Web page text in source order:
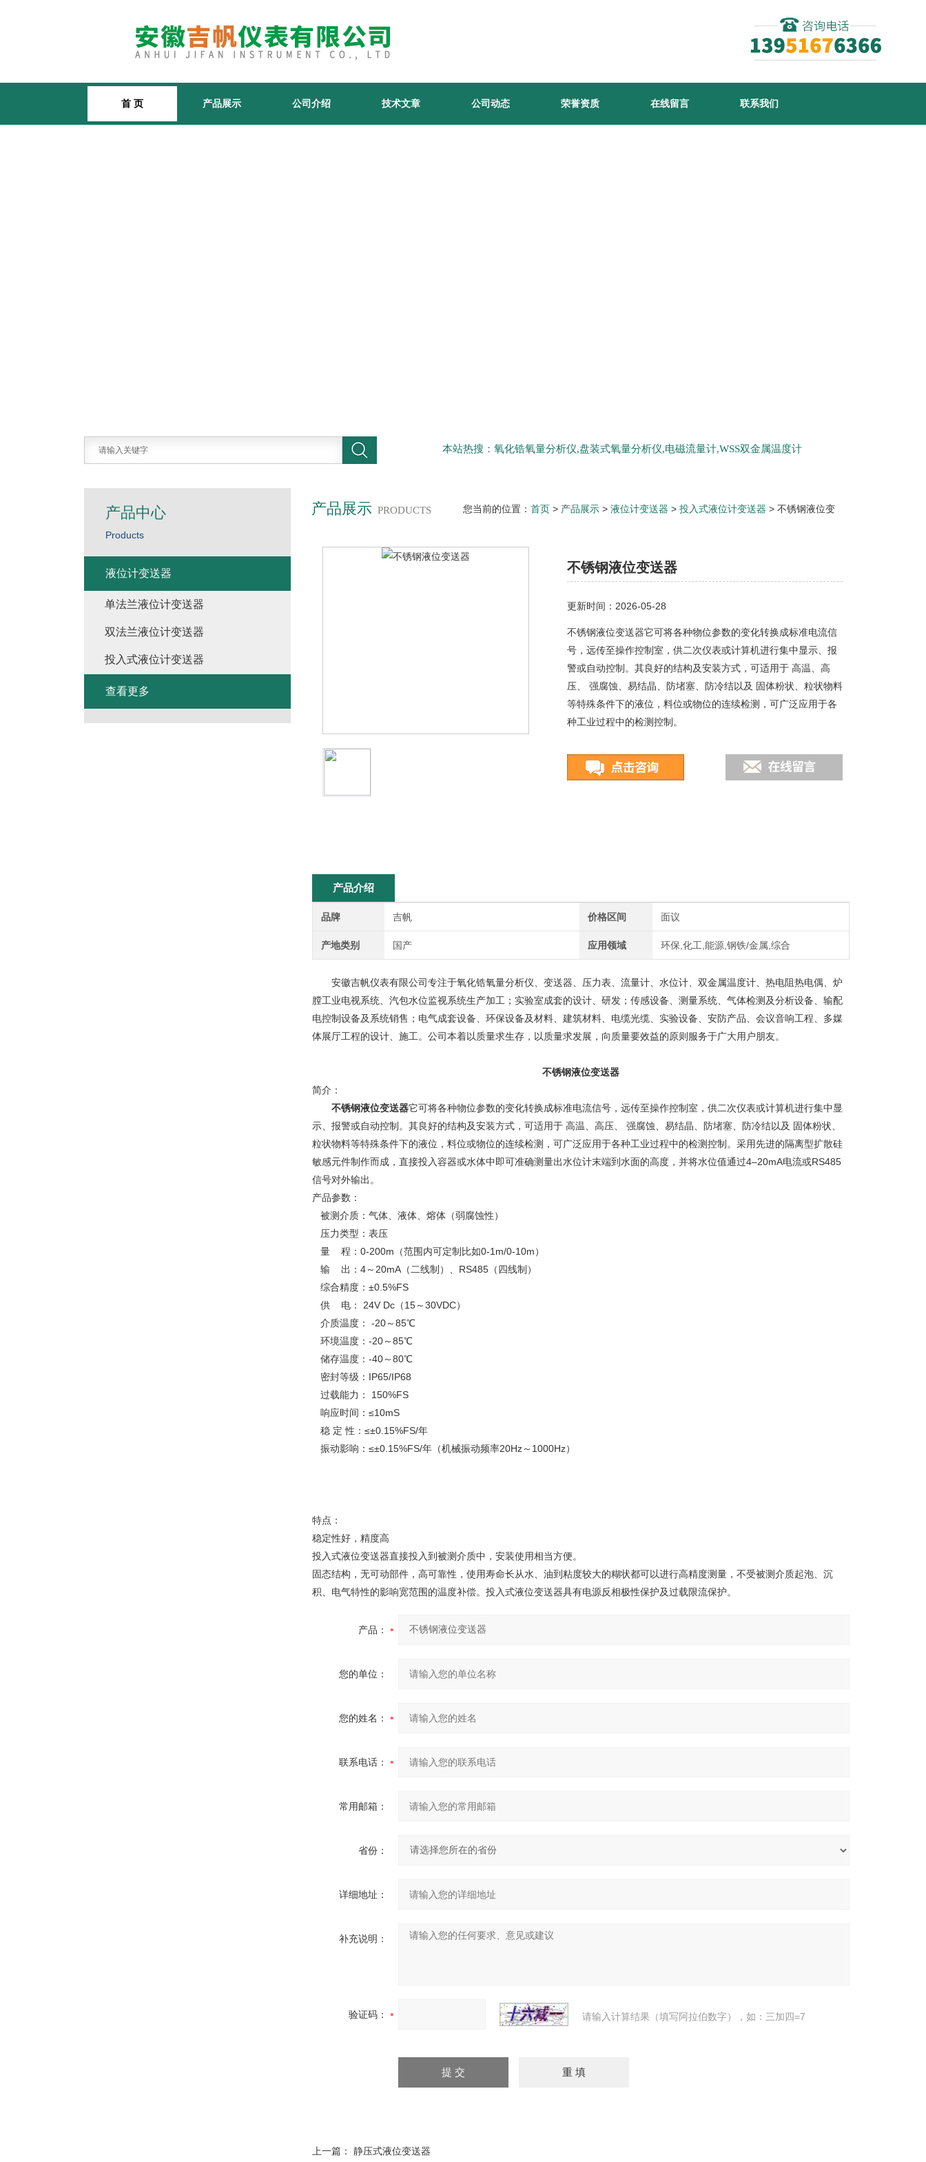
首 页 产品展示 公司介绍 技术文章 公司动态 荣誉资质 在线留言 联系我们
本站热搜：氧化锆氧量分析仪,盘装式氧量分析仪,电磁流量计,WSS双金属温度计
产品展示 PRODUCTS 您当前的位置： 首页 > 产品展示 > 液位计变送器 > 投入式液位计变送器 > 不锈钢液位变
送器
不锈钢液位变送器
更新时间：2026-05-28
不锈钢液位变送器它可将各种物位参数的变化转换成标准电流信
号，远传至操作控制室，供二次仪表或计算机进行集中显示、报
警或自动控制。其良好的结构及安装方式，可适用于 高温、高
压、 强腐蚀、易结晶、防堵塞、防冷结以及 固体粉状、粒状物料
等特殊条件下的液位，料位或物位的连续检测，可广泛应用于各
种工业过程中的检测控制。
产品介绍
品牌 吉帆 价格区间 面议
产地类别 国产 应用领域 环保,化工,能源,钢铁/金属,综合
安徽吉帆仪表有限公司专注于氧化锆氧量分析仪、变送器、压力表、流量计、水位计、双金属温度计、热电阻热电偶、炉
膛工业电视系统、汽包水位监视系统生产加工；实验室成套的设计、研发；传感设备、测量系统、气体检测及分析设备、输配
电控制设备及系统销售；电气成套设备、环保设备及材料、建筑材料、电缆光缆、实验设备、安防产品、会议音响工程、多媒
体展厅工程的设计、施工。公司本着以质量求生存，以质量求发展，向质量要效益的原则服务于广大用户朋友。
不锈钢液位变送器
简介：
不锈钢液位变送器它可将各种物位参数的变化转换成标准电流信号，远传至操作控制室，供二次仪表或计算机进行集中显
示、报警或自动控制。其良好的结构及安装方式，可适用于 高温、高压、 强腐蚀、易结晶、防堵塞、防冷结以及 固体粉状、
粒状物料等特殊条件下的液位，料位或物位的连续检测，可广泛应用于各种工业过程中的检测控制。采用先进的隔离型扩散硅
敏感元件制作而成，直接投入容器或水体中即可准确测量出水位计末端到水面的高度，并将水位值通过4–20mA电流或RS485
信号对外输出。
产品参数：
被测介质：气体、液体、熔体（弱腐蚀性）
压力类型：表压
量 程：0-200m（范围内可定制比如0-1m/0-10m）
输 出：4～20mA（二线制）、RS485（四线制）
综合精度：±0.5%FS
供 电： 24V Dc（15～30VDC）
介质温度： -20～85℃
环境温度：-20～85℃
储存温度：-40～80℃
密封等级：IP65/IP68
过载能力： 150%FS
响应时间：≤10mS
稳 定 性：≤±0.15%FS/年
振动影响：≤±0.15%FS/年（机械振动频率20Hz～1000Hz）
特点：
稳定性好，精度高
投入式液位变送器直接投入到被测介质中，安装使用相当方便。
固态结构，无可动部件，高可靠性，使用寿命长从水、油到粘度较大的糊状都可以进行高精度测量，不受被测介质起泡、沉
积、电气特性的影响宽范围的温度补偿。投入式液位变送器具有电源反相极性保护及过载限流保护。
产品：
您的单位：
您的姓名：
联系电话：
常用邮箱：
省份：
详细地址：
补充说明：
验证码： 请输入计算结果（填写阿拉伯数字），如：三加四=7
上一篇： 静压式液位变送器
产品中心
Products
液位计变送器
单法兰液位计变送器
双法兰液位计变送器
投入式液位计变送器
查看更多